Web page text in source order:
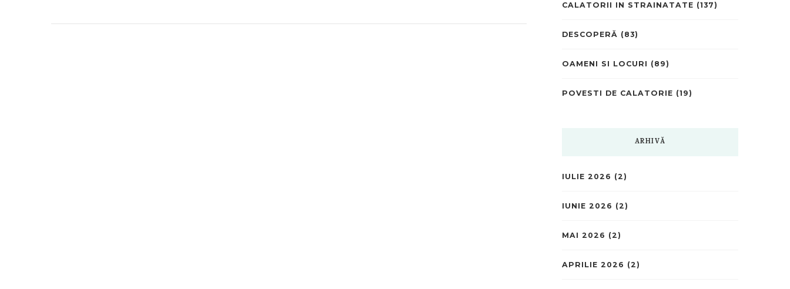
CALATORII IN STRAINATATE (137)
DESCOPERĂ (83)
OAMENI SI LOCURI (89)
POVESTI DE CALATORIE (19)
ARHIVĂ
IULIE 2026 (2)
IUNIE 2026 (2)
MAI 2026 (2)
APRILIE 2026 (2)